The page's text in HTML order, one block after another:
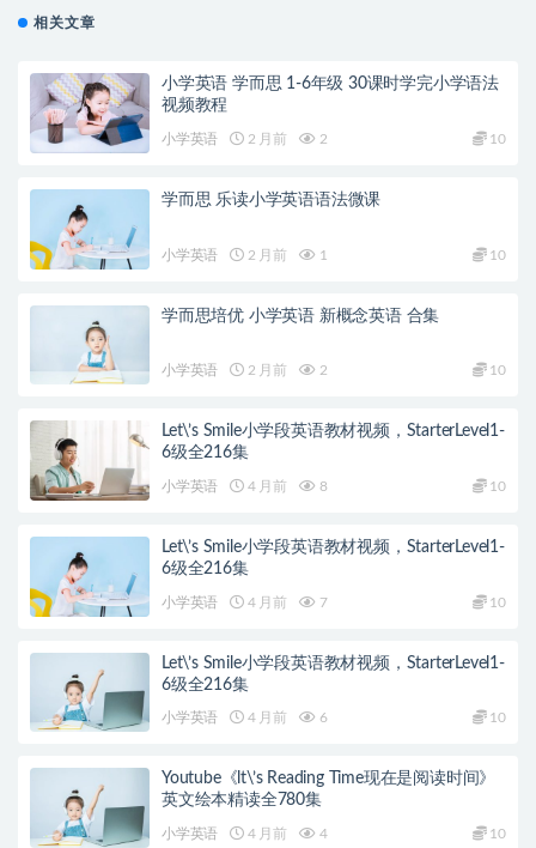
相关文章
小学英语 学而思 1-6年级 30课时学完小学语法
视频教程
小学英语 2 月前 2 10
学而思 乐读小学英语语法微课
小学英语 2 月前 1 10
学而思培优 小学英语 新概念英语 合集
小学英语 2 月前 2 10
Let\’s Smile小学段英语教材视频，StarterLevel1-
6级全216集
小学英语 4 月前 8 10
Let\’s Smile小学段英语教材视频，StarterLevel1-
6级全216集
小学英语 4 月前 7 10
Let\’s Smile小学段英语教材视频，StarterLevel1-
6级全216集
小学英语 4 月前 6 10
Youtube《lt\’s Reading Time现在是阅读时间》
英文绘本精读全780集
小学英语 4 月前 4 10